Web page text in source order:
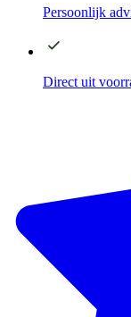
Persoonlijk
Direct uit